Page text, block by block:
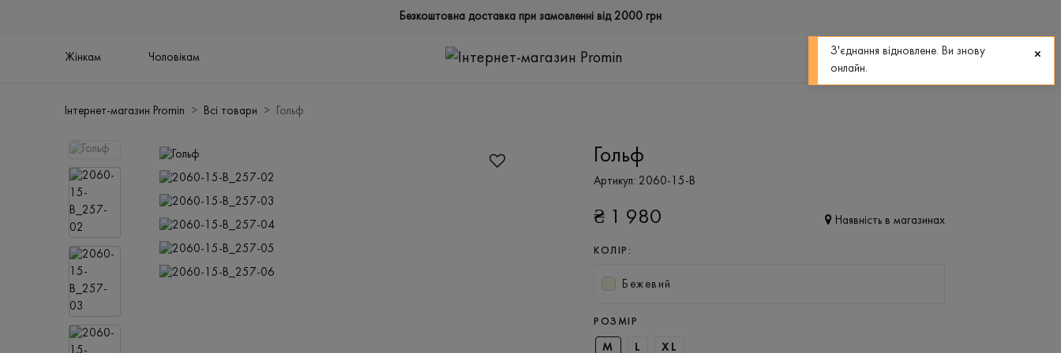
Безкоштовна доставка при замовленні від 2000 грн
Жінкам Чоловікам
0
Інтернет-магазин Promin Всі товари Гольф
Гольф
Артикул: 2060-15-B
₴ 1 980 Наявність в магазинах
КОЛІР:
Бежевий
РОЗМІР
M L XL
З'єднання відновлене. Ви знову
онлайн.